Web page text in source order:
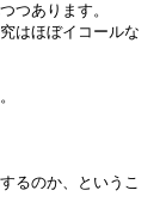
つあります。
はほぼイコールな
るのか、というこ